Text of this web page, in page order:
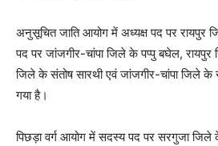
अनुसूचित जाति आयोग में अध्यक्ष पद पर रायपुर
पद पर जांजगीर-चांपा जिले के पप्पु बघेल,
जिले के संतोष सारथी एवं जांजगीर-चांपा जिले के
गया है।
पिछड़ा वर्ग आयोग में सदस्य पद पर सरगुजा जिले